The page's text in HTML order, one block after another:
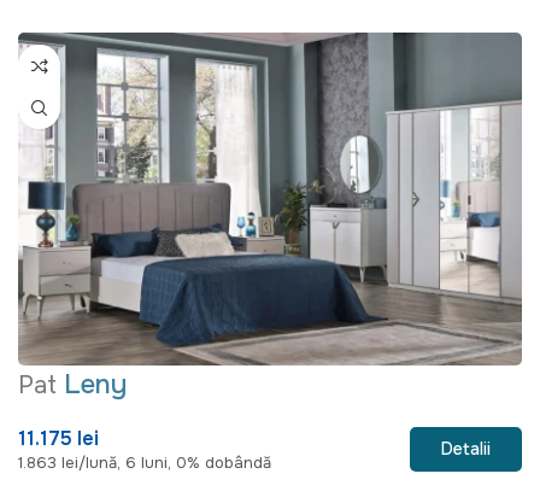
Pat Leny
11.175 lei
1.863 lei/lună, 6 luni, 0% dobândă
Detalii